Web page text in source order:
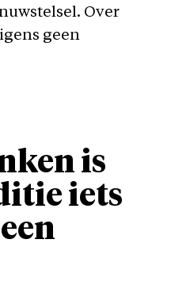
Over
geen
is
iets